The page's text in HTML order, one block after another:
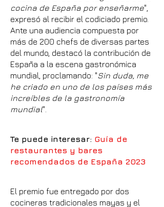
cocina de España por enseñarme",
expresó al recibir el codiciado premio.
Ante una audiencia compuesta por
más de 200 chefs de diversas partes
del mundo, destacó la contribución de
España a la escena gastronómica
mundial, proclamando: "Sin duda, me
he criado en uno de los países más
increíbles de la gastronomía
mundial".
Te puede interesar: Guía de
restaurantes y bares
recomendados de España 2023
El premio fue entregado por dos
cocineras tradicionales mayas y el